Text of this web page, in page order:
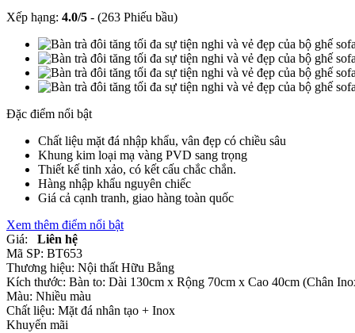
Xếp hạng: 4.0/5 - (263 Phiếu bầu)
Đặc điểm nổi bật
Chất liệu mặt đá nhập khẩu, vân đẹp có chiều sâu
Khung kim loại mạ vàng PVD sang trọng
Thiết kế tinh xảo, có kết cấu chắc chắn.
Hàng nhập khẩu nguyên chiếc
Giá cả cạnh tranh, giao hàng toàn quốc
Xem thêm điểm nổi bật
Giá:
Liên hệ
Mã SP: BT653
Thương hiệu: Nội thất Hữu Bằng
Kích thước: Bàn to: Dài 130cm x Rộng 70cm x Cao 40cm (Chân
Màu: Nhiều màu
Chất liệu: Mặt đá nhân tạo + Inox
Khuyến mãi